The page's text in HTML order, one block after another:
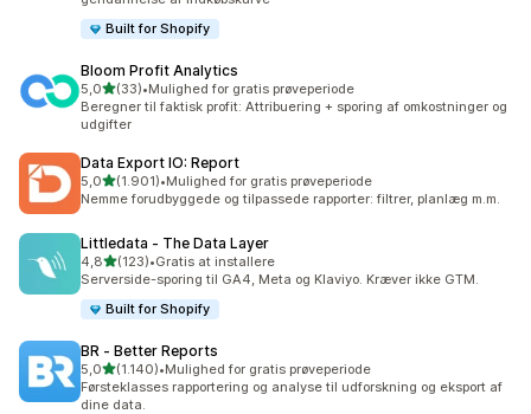
Built for Shopify
Bloom Profit Analytics
5,0ud af 5 stjerner
(33)
33 anmeldelser i alt
•Mulighed for gratis prøveperiode
Beregner til faktisk profit: Attribuering + sporing af omkostninger og
udgifter
Data Export IO: Report
5,0ud af 5 stjerner
(1.901)
1901 anmeldelser i alt
•Mulighed for gratis prøveperiode
Nemme forudbyggede og tilpassede rapporter: filtrer, planlæg m.m.
Littledata ‑ The Data Layer
4,8ud af 5 stjerner
(123)
123 anmeldelser i alt
•Gratis at installere
Serverside-sporing til GA4, Meta og Klaviyo. Kræver ikke GTM.
Built for Shopify
BR ‑ Better Reports
5,0ud af 5 stjerner
(1.140)
1140 anmeldelser i alt
•Mulighed for gratis prøveperiode
Førsteklasses rapportering og analyse til udforskning og eksport af
dine data.